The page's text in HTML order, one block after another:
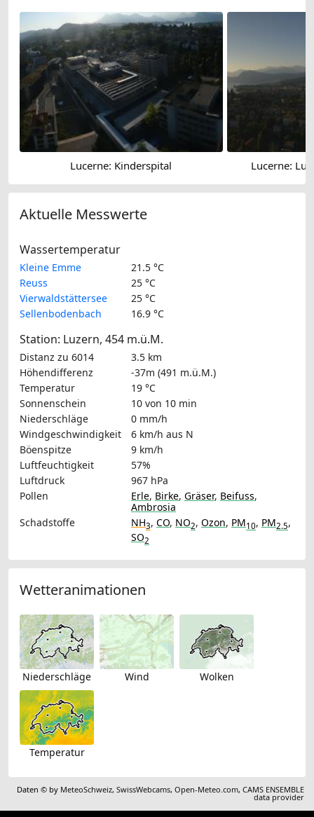
Lucerne: Kinderspital Lucerne:
Aktuelle Messwerte
Wassertemperatur
Kleine Emme
21.5 °C
Reuss
25 °C
Vierwaldstättersee
25 °C
Sellenbodenbach
16.9 °C
Station: Luzern, 454 m.ü.M.
Distanz zu 6014
3.5 km
Höhendifferenz
-37m (491 m.ü.M.)
Temperatur
19 °C
Sonnenschein
10 von 10 min
Niederschläge
0 mm/h
Windgeschwindigkeit
6 km/h aus N
Böenspitze
9 km/h
Luftfeuchtigkeit
57%
Luftdruck
967 hPa
Pollen
Erle, Birke, Gräser, Beifuss,
Ambrosia
Schadstoffe
NH3, CO, NO2, Ozon, PM10, PM2.5,
SO2
Wetteranimationen
Niederschläge Wind Wolken
Temperatur
Daten © by MeteoSchweiz,SwissWebcams,Open-Meteo.com,CAMS ENSEMBLE
data provider